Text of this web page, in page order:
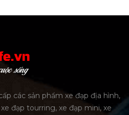
các sản phẩm xe đạp địa hình,
đạp tourring, xe đạp mini, xe